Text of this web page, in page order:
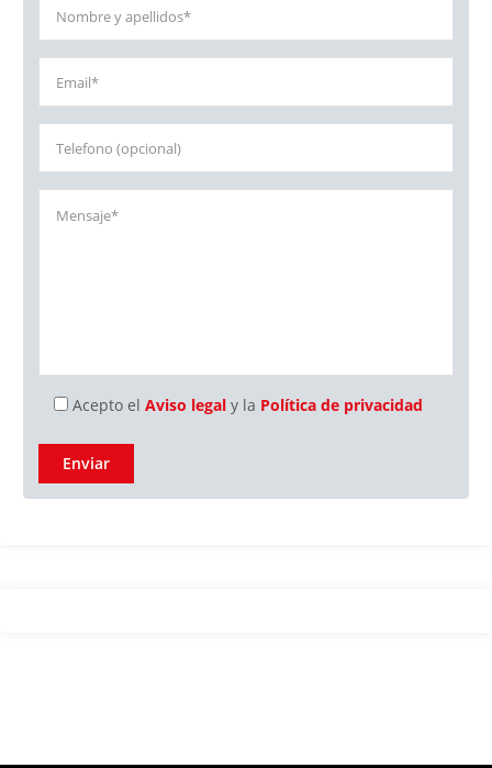
Acepto el Aviso legal y la Política de privacidad